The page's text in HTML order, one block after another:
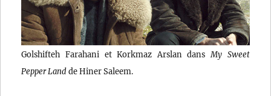
Golshifteh Farahani et Korkmaz Arslan dansMy Sweet
Pepper Landde Hiner Saleem.